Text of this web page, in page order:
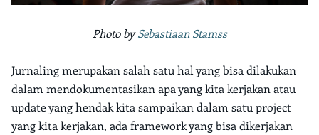
Photo bySebastiaan Stamss
Jurnaling merupakan salah satu hal yang bisa dilakukan
dalam mendokumentasikan apa yang kita kerjakan atau
update yang hendak kita sampaikan dalam satu project
yang kita kerjakan, ada framework yang bisa dikerjakan